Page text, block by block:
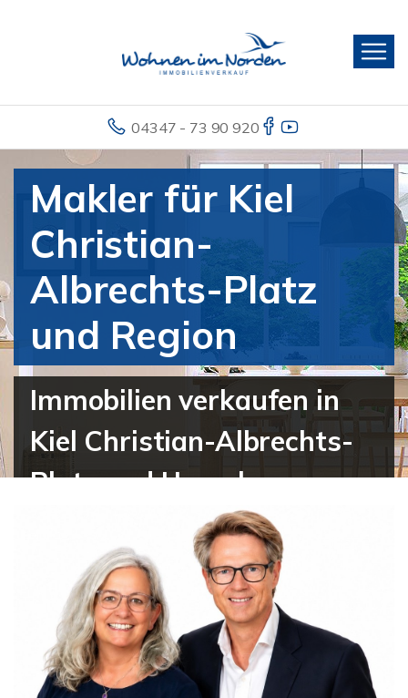
04347 - 73 90 920
Makler für Kiel
Christian-
Albrechts-Platz
und Region
Immobilien verkaufen in
Kiel Christian-Albrechts-
Platz und Umgebung